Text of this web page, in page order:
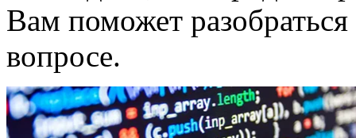
Вам поможет
вопросе.